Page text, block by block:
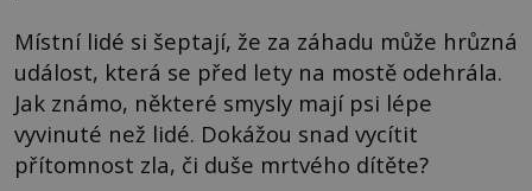
Místní lidé si šeptají, že za záhadu může hrůzná
událost, která se před lety na mostě odehrála.
Jak známo, některé smysly mají psi lépe
vyvinuté než lidé. Dokážou snad vycítit
přítomnost zla, či duše mrtvého dítěte?